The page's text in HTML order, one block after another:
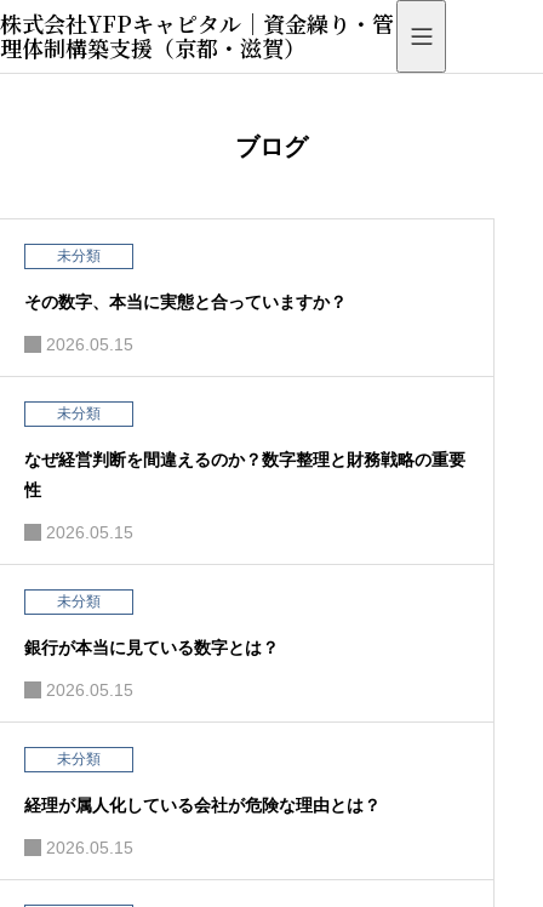
株式会社YFPキャピタル｜資金繰り・管
理体制構築支援（京都・滋賀）
ブログ
未分類
その数字、本当に実態と合っていますか？
2026.05.15
未分類
なぜ経営判断を間違えるのか？数字整理と財務戦略の重要
性
2026.05.15
未分類
銀行が本当に見ている数字とは？
2026.05.15
未分類
経理が属人化している会社が危険な理由とは？
2026.05.15